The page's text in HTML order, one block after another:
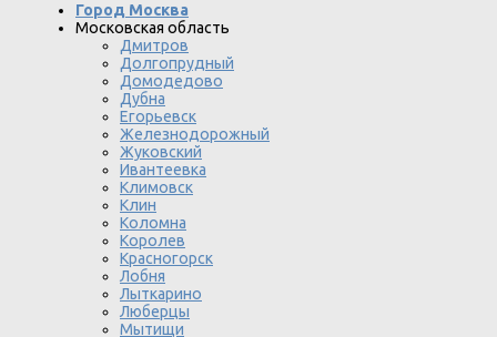
Город Москва
Московская область
Дмитров
Долгопрудный
Домодедово
Дубна
Егорьевск
Железнодорожный
Жуковский
Ивантеевка
Климовск
Клин
Коломна
Королев
Красногорск
Лобня
Лыткарино
Люберцы
Мытищи